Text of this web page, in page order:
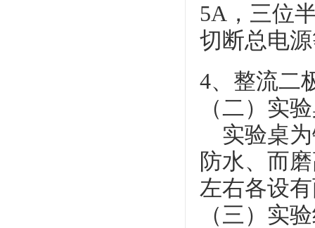
5A，三位
切断总电
4、整流二
（二）实
实验桌为
防水、而
左右各设
（三）实